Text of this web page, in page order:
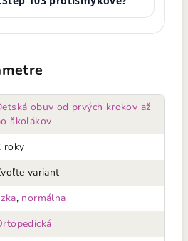
obuv od prvých krokov až
školákov
roky
variant
, normálna